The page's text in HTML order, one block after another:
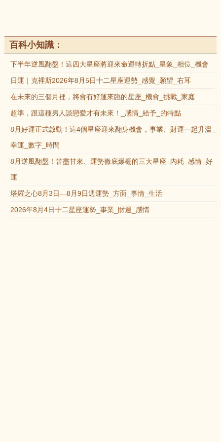
百科小知識：
下半年逆風翻盤！這四大星座將迎來命運轉折點_星象_相位_機會
日運｜克裡斯2026年8月5日十二星座運勢_感覺_願望_右耳
在未來的三個月裡，將會有好運來臨的星座_機會_挑戰_家庭
超準，跟這種男人談戀愛才有未來！_感情_給予_的特點
8月好運正式啟動！這4個星座迎來翻身機會，事業、財運一起升溫_
幸運_數字_時間
8月逆風翻盤！苦盡甘來、運勢徹底爆棚的三大星座_內耗_感情_好
運
塔羅之心8月3日—8月9日週運勢_方面_事情_生活
2026年8月4日十二星座運勢_事業_財運_感情